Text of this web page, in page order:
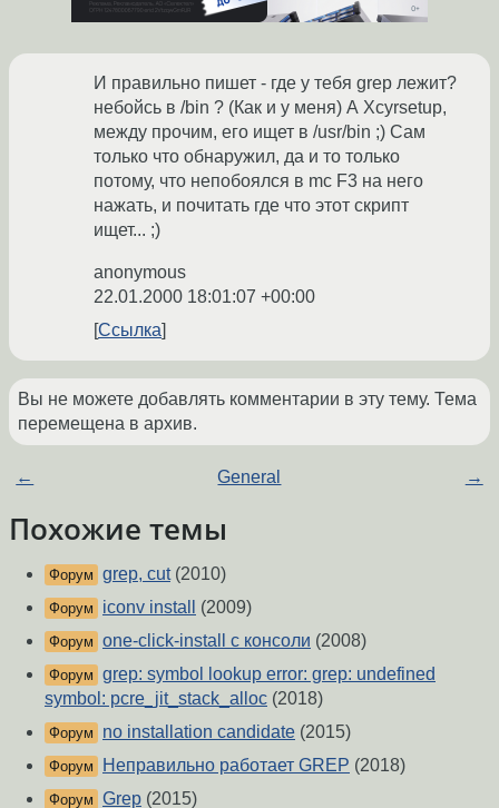
И правильно пишет - где у тебя grep лежит?
небойсь в /bin ? (Как и у меня) А Xcyrsetup,
между прочим, его ищет в /usr/bin ;) Сам
только что обнаружил, да и то только
потому, что непобоялся в mc F3 на него
нажать, и почитать где что этот скрипт
ищет... ;)
anonymous
22.01.2000 18:01:07 +00:00
Ссылка
Вы не можете добавлять комментарии в эту тему. Тема
перемещена в архив.
← General →
Похожие темы
Форум grep, cut(2010)
Форум iconv install (2009)
Форум one-click-install с консоли (2008)
Форум grep: symbol lookup error: grep: undefined
symbol: pcre_jit_stack_alloc (2018)
Форум no installation candidate (2015)
Форум Неправильно работает GREP (2018)
Форум Grep (2015)